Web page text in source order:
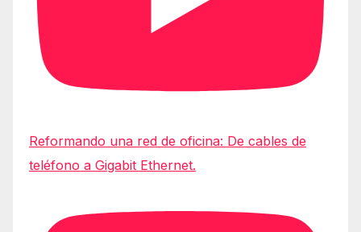
Reformando una red de oficina: De cables de
teléfono a Gigabit Ethernet.